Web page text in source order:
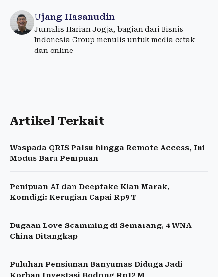
Ujang Hasanudin
Jurnalis Harian Jogja, bagian dari Bisnis
Indonesia Group menulis untuk media cetak
dan online
Artikel Terkait
Waspada QRIS Palsu hingga Remote Access, Ini
Modus Baru Penipuan
Penipuan AI dan Deepfake Kian Marak,
Komdigi: Kerugian Capai Rp9 T
Dugaan Love Scamming di Semarang, 4 WNA
China Ditangkap
Puluhan Pensiunan Banyumas Diduga Jadi
Korban Investasi Bodong Rp12 M